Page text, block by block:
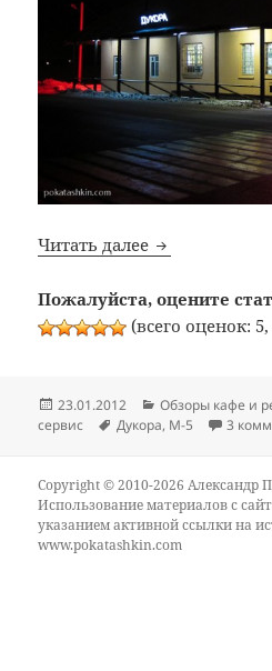
Читать далее Bon Appetit:
Пожалуйста, оцените
(всего оценок:
Опубликовано
23.01.2012 Рубрики
Обзоры кафе и
сервис
Метки
Дукора, М-5 3
Copyright © 2010-2026 Александр
Использование материалов с
указанием активной ссылки на
www.pokatashkin.com